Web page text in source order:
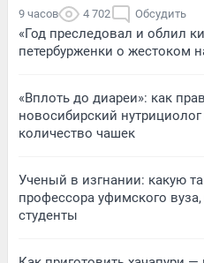
9 часов 4 702 Обсудить
«Год преследовал и облил
петербурженки о жестоком
«Вплоть до диареи»: как
новосибирский
количество чашек
Ученый в изгнании: какую
профессора уфимского
студенты